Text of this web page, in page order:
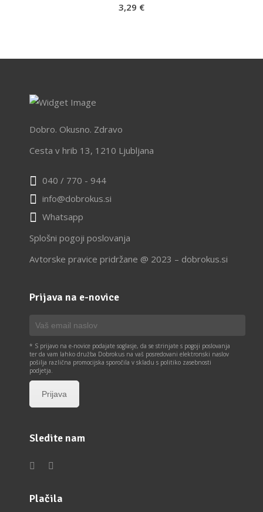
3,29 €
Dobro. Okusno. Zdravo
Cesta v hrib 13, 1210 Ljubljana
040 / 770 - 944
info@dobrokus.si
Whatsapp
Splošni pogoji poslovanja
Avtorske pravice pridržane @ 2023 – dobrokus.si
Prijava na e-novice
* S prijavo na e-novice podajate soglasje, da se strinjate s pogoji poslovanja
ter da vam lahko družba Dobrokus na vaš posredovani elektronski naslov
pošilja različna promocijska sporočila v skladu s politiko zasebnosti
podjetja.
Sledite nam
Plačila